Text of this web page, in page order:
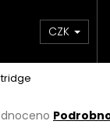
Obchodní
CZK